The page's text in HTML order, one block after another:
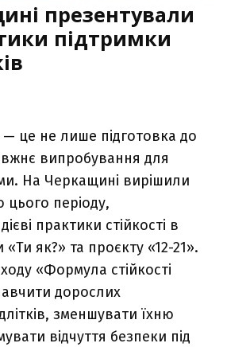
презентували
підтримки
це не лише підготовка до
випробування для
На Черкащині вирішили
цього періоду,
практики стійкості в
«Ти як?» та проєкту «12-21».
«Формула стійкості
дорослих
зменшувати їхню
відчуття безпеки під